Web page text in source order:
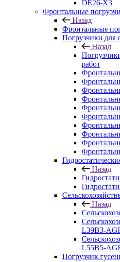
DE26-X3
Фронтальные
Назад
Фронтальные
Погрузчики для
Назад
работ
Назад
Назад
L39B3-
L55B5-
Погрузчик